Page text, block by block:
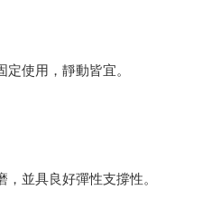
使用，靜動皆宜。
並具良好彈性支撐性。